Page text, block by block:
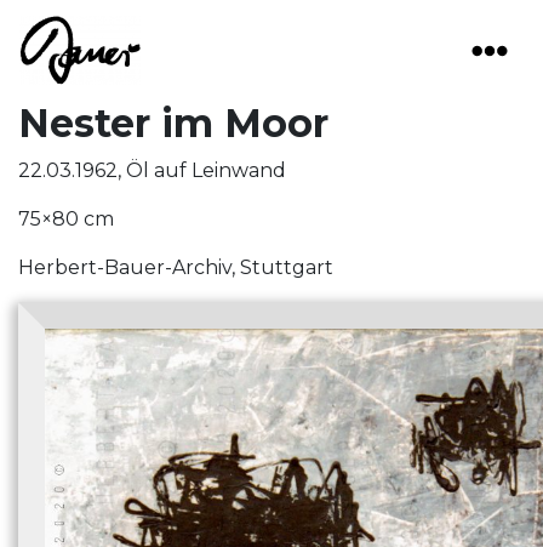
Main Navigation
Nester im Moor
22.03.1962, Öl auf Leinwand
75×80 cm
Herbert-Bauer-Archiv, Stuttgart